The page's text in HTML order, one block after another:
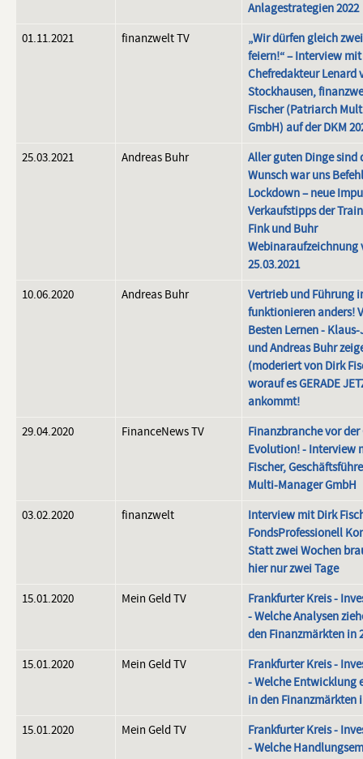
Anlagestrategien 2022
01.11.2021
finanzwelt TV
„Wir dürfen gleich
feiern!“ – Interview mit
Chefredakteur Lenard
Stockhausen,
Fischer (Patriarch
GmbH) auf der DKM
25.03.2021
Andreas Buhr
Aller guten Dinge sind
Wunsch war uns
Lockdown – neue
Verkaufstipps der
Fink und Buhr
Webinaraufzeichnung
25.03.2021
10.06.2020
Andreas Buhr
Vertrieb und Führung
funktionieren anders!
Besten Lernen -
und Andreas Buhr
(moderiert von Dirk
worauf es GERADE
ankommt!
29.04.2020
FinanceNews TV
Finanzbranche vor
Evolution! - Interview
Fischer,
Multi-Manager GmbH
03.02.2020
finanzwelt
Interview mit Dirk
FondsProfessionell
Statt zwei Wochen
hier nur zwei Tage
15.01.2020
Mein Geld TV
Frankfurter Kreis -
- Welche Analysen
den Finanzmärkten in
15.01.2020
Mein Geld TV
Frankfurter Kreis -
- Welche Entwicklung
in den Finanzmärkten
15.01.2020
Mein Geld TV
Frankfurter Kreis -
- Welche